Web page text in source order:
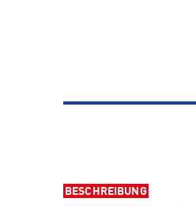
BESCHREIBUNG